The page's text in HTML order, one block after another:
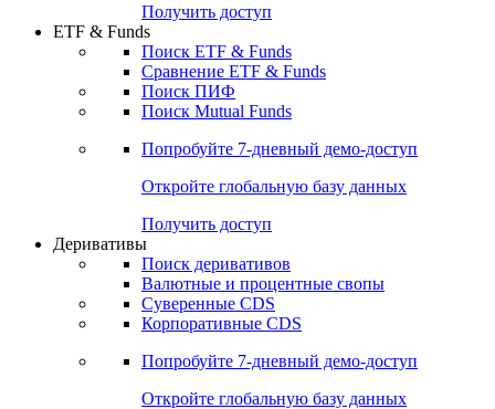
Получить доступ
ETF & Funds
Поиск ETF & Funds
Сравнение ETF & Funds
Поиск ПИФ
Поиск Mutual Funds
Попробуйте 7-дневный демо-доступ
Откройте глобальную базу данных
Получить доступ
Деривативы
Поиск деривативов
Валютные и процентные свопы
Суверенные CDS
Корпоративные CDS
Попробуйте 7-дневный демо-доступ
Откройте глобальную базу данных